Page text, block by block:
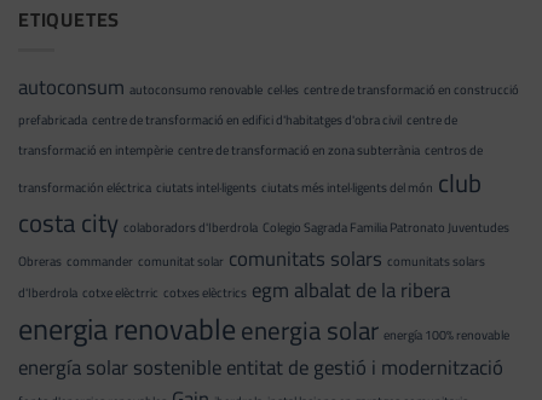
ETIQUETES
autoconsum autoconsumo renovable cel·les centre de transformació en construcció
prefabricada centre de transformació en edifici d'habitatges d'obra civil centre de
transformació en intempèrie centre de transformació en zona subterrània centros de
transformación eléctrica ciutats intel·ligents ciutats més intel·ligents del món club
costa city colaboradors d'Iberdrola Colegio Sagrada Familia Patronato Juventudes
Obreras commander comunitat solar comunitats solars comunitats solars
d'Iberdrola cotxe elèctrric cotxes elèctrics egm albalat de la ribera
energia renovableenergia solar energía 100% renovable
energía solar sostenibleentitat de gestió i modernització